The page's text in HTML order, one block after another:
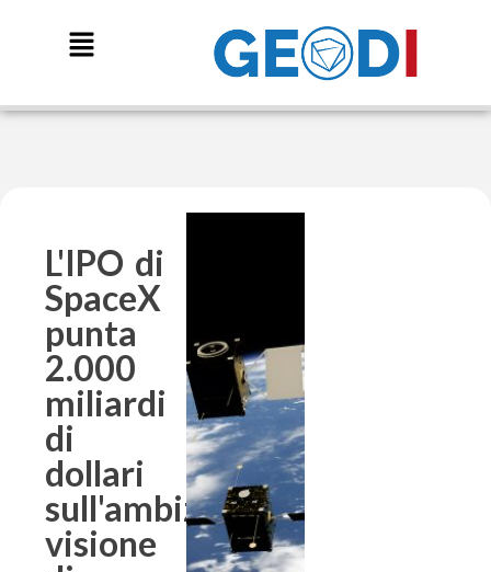
L'IPO di
SpaceX
punta
2.000
miliardi
di
dollari
sull'ambiziosa
visione